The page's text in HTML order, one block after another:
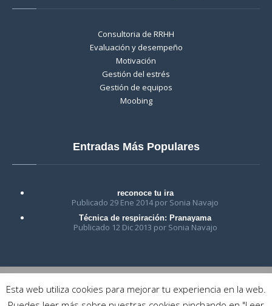
Consultoria de RRHH
Evaluación y desempeño
Motivación
Gestión del estrés
Gestión de equipos
Moobing
Entradas Más Populares
reconoce tu ira
Publicado 29 Ene 2014 por Sonia Navajo
Técnica de respiración: Pranayama
Publicado 12 Dic 2013 por Sonia Navajo
Copyright © 2018 Crea-t | Centro de Psicología, Coaching y
Esta web utiliza cookies para mejorar tu experiencia en la web.